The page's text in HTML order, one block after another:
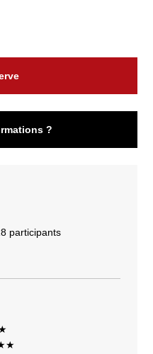
?
participants